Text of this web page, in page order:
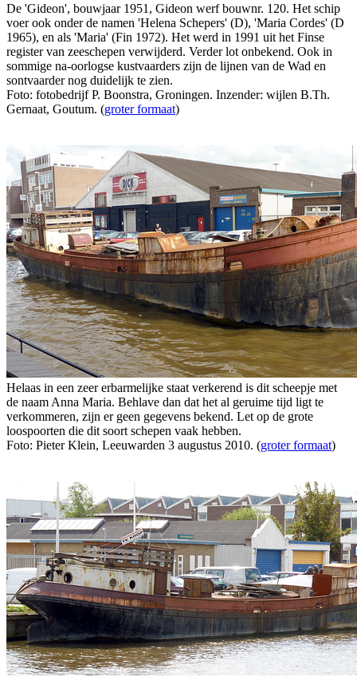
De 'Gideon', bouwjaar 1951, Gideon werf bouwnr. 120. Het schip
voer ook onder de namen 'Helena Schepers' (D), 'Maria Cordes' (D
1965), en als 'Maria' (Fin 1972). Het werd in 1991 uit het Finse
register van zeeschepen verwijderd. Verder lot onbekend. Ook in
sommige na-oorlogse kustvaarders zijn de lijnen van de Wad en
sontvaarder nog duidelijk te zien.
Foto: fotobedrijf P. Boonstra, Groningen. Inzender: wijlen B.Th.
Gernaat, Goutum. (groter formaat)
Helaas in een zeer erbarmelijke staat verkerend is dit scheepje met
de naam Anna Maria. Behlave dan dat het al geruime tijd ligt te
verkommeren, zijn er geen gegevens bekend. Let op de grote
loospoorten die dit soort schepen vaak hebben.
Foto: Pieter Klein, Leeuwarden 3 augustus 2010. (groter formaat)